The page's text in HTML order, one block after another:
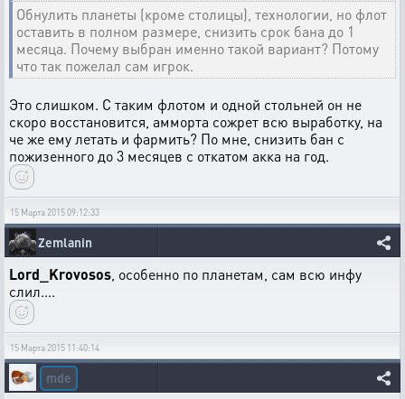
Обнулить планеты (кроме столицы), технологии, но флот
оставить в полном размере, снизить срок бана до 1
месяца. Почему выбран именно такой вариант? Потому
что так пожелал сам игрок.
Это слишком. С таким флотом и одной стольней он не
скоро восстановится, амморта сожрет всю выработку, на
че же ему летать и фармить? По мне, снизить бан с
пожизенного до 3 месяцев с откатом акка на год.
15 Марта 2015 09:12:33
Zemlanin
Lord_Krovosos , особенно по планетам, сам всю инфу
слил....
15 Марта 2015 11:40:14
mde